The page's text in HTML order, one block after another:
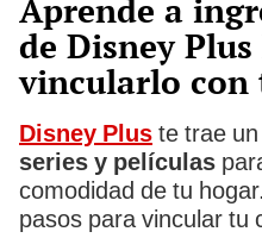
Aprende a
de Disney
vincularlo con
Disney Plus te trae
series y películas
comodidad de tu
pasos para vincular tu